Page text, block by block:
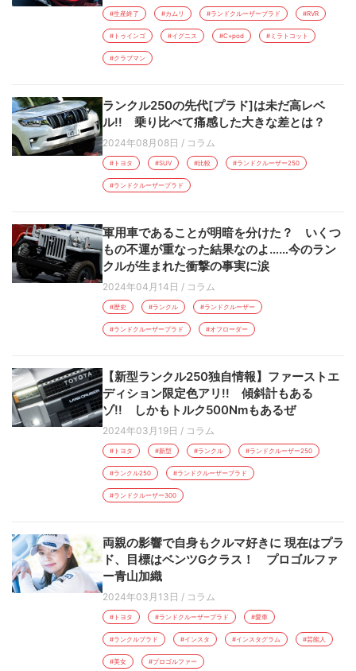
#生産終了 #カムリ #ランドクルーザープラド #RVR
#トゥインゴ #イグニス #C+pod #ミラトコット
#クラブマン
ランクル250の先代[プラド]は未だ高レベ
ル!! 乗り比べて痛感した大きな差とは？
2024年08月08日 / コラム
#トヨタ #SUV #比較 #ランドクルーザー250
#ランドクルーザープラド
軍用車であることが明暗を分けた？ いくつ
もの不運が重なった結果なのよ……今のラン
クルが生まれた衝撃の事実に涙
2024年04月14日 / コラム
#歴史 #ランクル #ランドクルーザー
#ランドクルーザープラド #オフローダー
【新型ランクル250独自情報】ファーストエ
ディション限定色アリ!! 傾斜計もある
ゾ!! しかもトルク500Nmもあるぜ
2024年03月19日 / コラム
#トヨタ #新型 #ランクル #ランドクルーザー250
#ランクル250 #ランドクルーザープラド
#ランドクルーザー300
両親の影響で自身もクルマ好きに 現在はプラ
ド、目標はベンツGクラス！ プロゴルファ
ー青山加織
2024年03月13日 / コラム
#トヨタ #ランドクルーザープラド #愛車
#ランクルプラド #インスタ #インスタグラム #芸能人
#美女 #プロゴルファー